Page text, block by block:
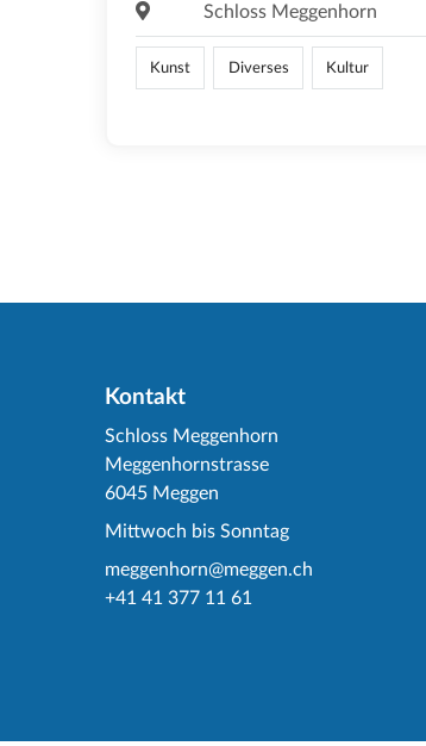
Schloss Meggenhorn
Kunst Diverses Kultur
Kontakt
Schloss Meggenhorn
Meggenhornstrasse
6045 Meggen
Mittwoch bis Sonntag
meggenhorn@meggen.ch
+41 41 377 11 61